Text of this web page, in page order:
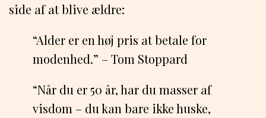
side af at blive ældre:
“Alder er en høj pris at betale for
modenhed.” – Tom Stoppard
“Når du er 50 år, har du masser af
visdom – du kan bare ikke huske,